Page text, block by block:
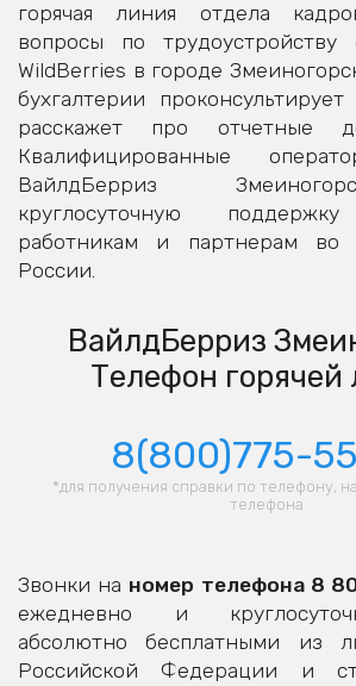
горячая линия отдела
вопросы по трудоустройству
WildBerries в городе
бухгалтерии
расскажет про отчетные
Квалифицированные
ВайлдБерриз
круглосуточную поддержку
работникам и партнерам во
России.
ВайлдБерриз
Телефон горячей
8(800)775-
*для получения справки по телефону,
телефона
Звонки на номер телефона 8
ежедневно и
абсолютно бесплатными из
Российской Федерации и